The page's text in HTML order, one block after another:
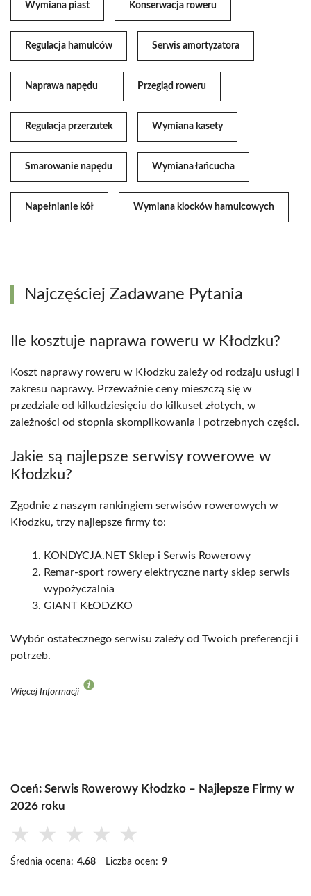
Wymiana piast Konserwacja roweru
Regulacja hamulców Serwis amortyzatora
Naprawa napędu Przegląd roweru
Regulacja przerzutek Wymiana kasety
Smarowanie napędu Wymiana łańcucha
Napełnianie kół Wymiana klocków hamulcowych
Najczęściej Zadawane Pytania
Ile kosztuje naprawa roweru w Kłodzku?
Koszt naprawy roweru w Kłodzku zależy od rodzaju usługi i
zakresu naprawy. Przeważnie ceny mieszczą się w
przedziale od kilkudziesięciu do kilkuset złotych, w
zależności od stopnia skomplikowania i potrzebnych części.
Jakie są najlepsze serwisy rowerowe w
Kłodzku?
Zgodnie z naszym rankingiem serwisów rowerowych w
Kłodzku, trzy najlepsze firmy to:
KONDYCJA.NET Sklep i Serwis Rowerowy
Remar-sport rowery elektryczne narty sklep serwis
wypożyczalnia
GIANT KŁODZKO
Wybór ostatecznego serwisu zależy od Twoich preferencji i
potrzeb.
Więcej Informacji
Oceń: Serwis Rowerowy Kłodzko – Najlepsze Firmy w
2026 roku
★ ★ ★ ★ ★
Średnia ocena: 4.68 Liczba ocen: 9